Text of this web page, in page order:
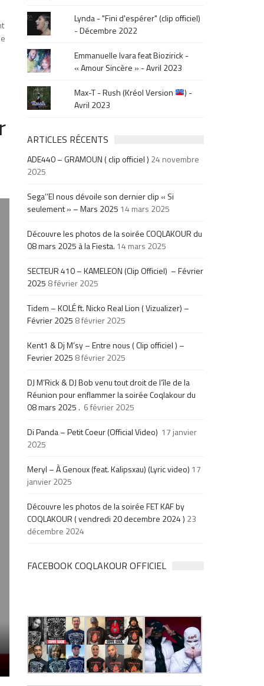
Lynda - "Fini d'espérer" (clip officiel)
- Décembre 2022
Emmanuelle Ivara feat Biozirick -
« Amour Sincère » - Avril 2023
Max-T - Rush (Kréol Version
) -
Avril 2023
ARTICLES RÉCENTS
ADE440 – GRAMOUN ( clip officiel ) 24 novembre
2025
Sega’’El nous dévoile son dernier clip « Si
seulement » – Mars 2025 14 mars 2025
Découvre les photos de la soirée COQLAKOUR du
08 mars 2025 à la Fiesta. 14 mars 2025
SECTEUR 410 – KAMELEON (Clip Officiel) – Février
2025 8 février 2025
Tidem – KOLÉ ft. Nicko Real Lion ( Vizualizer) –
Février 2025 8 février 2025
Kent1 & Dj M’sy – Entre nous ( Clip officiel ) –
Fevrier 2025 8 février 2025
DJ M’Rick & DJ Bob venu tout droit de l’île de la
Réunion pour enflammer la soirée Coqlakour du
08 mars 2025 . 6 février 2025
Di Panda – Petit Coeur (Official Video) 17 janvier
2025
Meryl – À Genoux (feat. Kalipsxau) (Lyric video) 17
janvier 2025
Découvre les photos de la soirée FET KAF by
COQLAKOUR ( vendredi 20 decembre 2024 ) 23
décembre 2024
FACEBOOK COQLAKOUR OFFICIEL